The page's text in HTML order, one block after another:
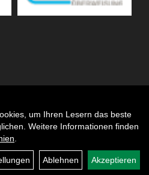
um Ihren Lesern das beste
Weitere Informationen finden
Ablehnen Akzeptieren
Auftrag widerrufen